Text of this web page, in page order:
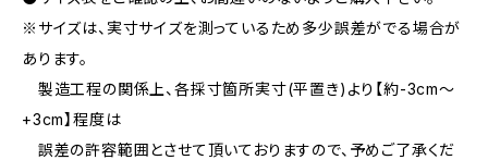
※サイズは、実寸サイズを測っているため多少誤差がでる場合が
あります。
製造工程の関係上、各採寸箇所実寸(平置き)より【約-3cm～
+3cm】程度は
誤差の許容範囲とさせて頂いておりますので、予めご了承くだ